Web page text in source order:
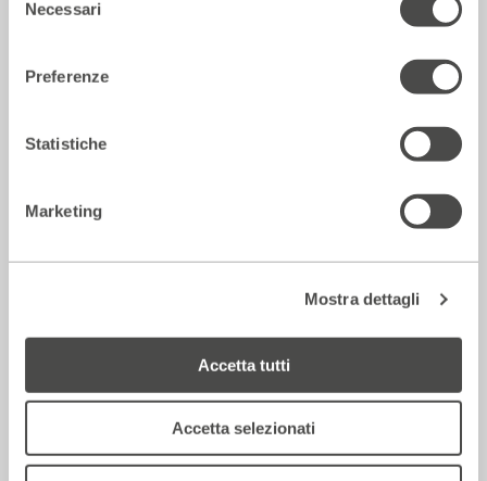
delNecessari
Preferenze
Statistiche
Marketing
Mostra dettagli
Accetta tutti
Accetta selezionati
Frassica